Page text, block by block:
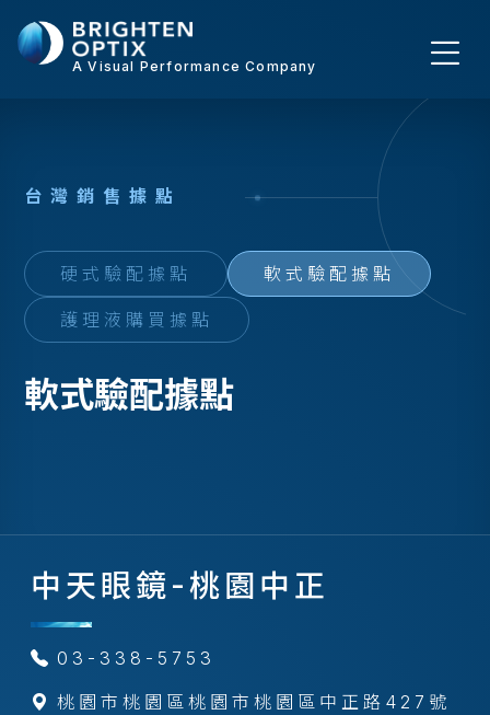
A Visual Performance Company
台灣銷 售據點
硬式驗配據點 軟式驗配據點
護理液購買據點
軟式驗配據點
中天眼鏡-桃園中正
03-338-5753
桃園市桃園區桃園市桃園區中正路427號